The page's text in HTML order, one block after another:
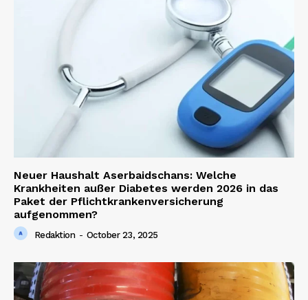
News Week
Magazine PRO
Company
Neuer Haushalt Aserbaidschans: Welche
Krankheiten außer Diabetes werden 2026 in das
Paket der Pflichtkrankenversicherung
aufgenommen?
Redaktion - October 23, 2025